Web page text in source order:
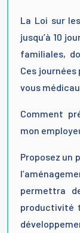
La Loi sur
jusqu’à 10
familiales,
Ces
vous
Comment
mon
Proposez un
permettra
productivité